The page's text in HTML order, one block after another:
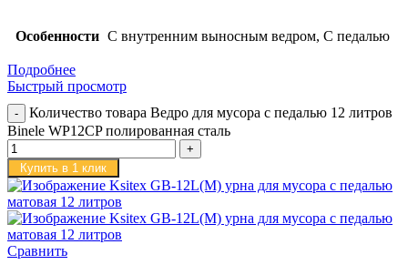
Особенности С внутренним выносным ведром, С педалью
Подробнее
Быстрый просмотр
Количество товара Ведро для мусора с педалью 12 литров
Binele WP12CP полированная сталь
Купить в 1 клик
Сравнить